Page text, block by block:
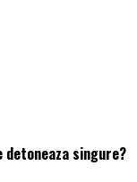
detoneaza singure?